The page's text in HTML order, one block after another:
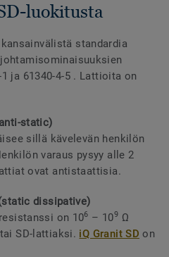
luokitusta
standardia
ja 61340-4-5 . Lattioita on
static)
sillä kävelevän henkilön
varaus pysyy alle 2
ovat antistaattisia.
dissipative)
on 106 – 109 Ω
SD-lattiaksi. iQ Granit SD on